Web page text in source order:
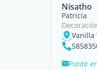
Nisatho
Patricia
Vanilla
Ponte